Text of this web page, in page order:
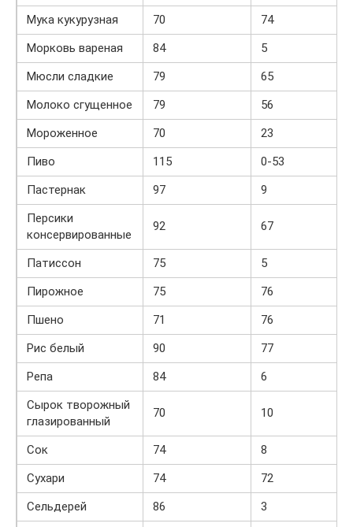
Мука кукурузная
70
74
Морковь вареная
84
5
Мюсли сладкие
79
65
Молоко сгущенное
79
56
Мороженное
70
23
Пиво
115
0-53
Пастернак
97
9
Персики
консервированные
92 67
Патиссон 75
5
Пирожное
75
76
Пшено
71
76
Рис белый
90
77
Репа
84
6
Сырок творожный
глазированный
70 10
Сок 74
8
Сухари
74
72
Сельдерей
86
3